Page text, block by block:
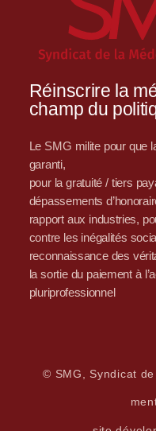
Réinscrire la
champ du
Le SMG milite pour que
garanti,
pour la gratuité / tiers
dépassements
rapport aux industries,
contre les inégalités
reconnaissance des
la sortie du paiement à
pluriprofessionnel
© SMG, Syndicat